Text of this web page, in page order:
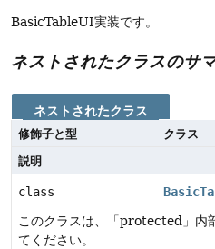
BasicTableUI実装です。
ネストされたクラスのサ
ネストされたクラス
修飾子と型
クラス
説明
class
このクラスは、「protected」内
てください。